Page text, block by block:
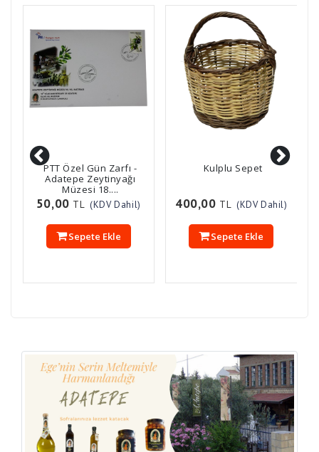
PTT Özel Gün Zarfı -
Adatepe Zeytinyağı
Müzesi 18....
50,00 TL (KDV Dahil)
Sepete Ekle
Kulplu Sepet
400,00 TL (KDV Dahil)
Sepete Ekle